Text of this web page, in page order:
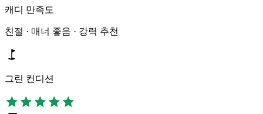
캐디 만족도
친절 · 매너 좋음 · 강력 추천
그린 컨디션